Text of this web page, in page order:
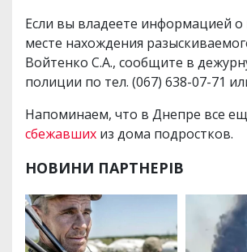
Если вы владеете информацией
месте нахождения
Войтенко С.А., сообщите в
полиции по тел. (067) 638-07-71
Напоминаем, что в Днепре все
сбежавших из дома подростков.